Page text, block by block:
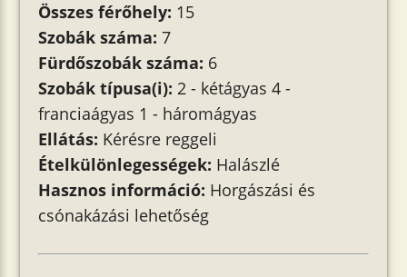
Összes férőhely: 15
Szobák száma: 7
Fürdőszobák száma: 6
Szobák típusa(i): 2 - kétágyas 4 -
franciaágyas 1 - háromágyas
Ellátás: Kérésre reggeli
Ételkülönlegességek: Halászlé
Hasznos információ: Horgászási és
csónakázási lehetőség